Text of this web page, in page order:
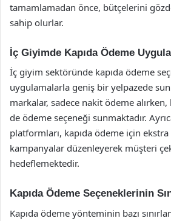
tamamlamadan önce, bütçelerini
sahip olurlar.
İç Giyimde Kapıda Ödeme
İç giyim sektöründe kapıda ödeme
uygulamalarla geniş bir yelpazede
markalar, sadece nakit ödeme alırken,
de ödeme seçeneği sunmaktadır.
platformları, kapıda ödeme için
kampanyalar düzenleyerek müşteri
hedeflemektedir.
Kapıda Ödeme Seçeneklerinin
Kapıda ödeme yönteminin bazı